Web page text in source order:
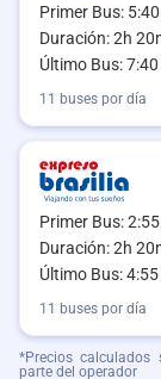
Primer Bus:
Duración: 2h
Último Bus:
11 buses por día
Primer Bus:
Duración: 2h
Último Bus:
11 buses por día
*Precios calculados
parte del operador